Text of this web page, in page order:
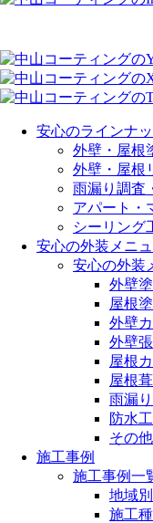
安心のラインナ
外壁・屋根
外壁・屋根
雨漏り調査
アパート・
シーリング
安心の外装メニ
安心の外装
外壁
屋根
外壁
外壁
屋根
屋根
雨漏
防水
その他
施工事例
施工事例一
地域別
施工種